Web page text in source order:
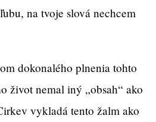
na tvoje slová nechcem
dokonalého plnenia tohto
život nemal iný „obsah“ ako
vykladá tento žalm ako